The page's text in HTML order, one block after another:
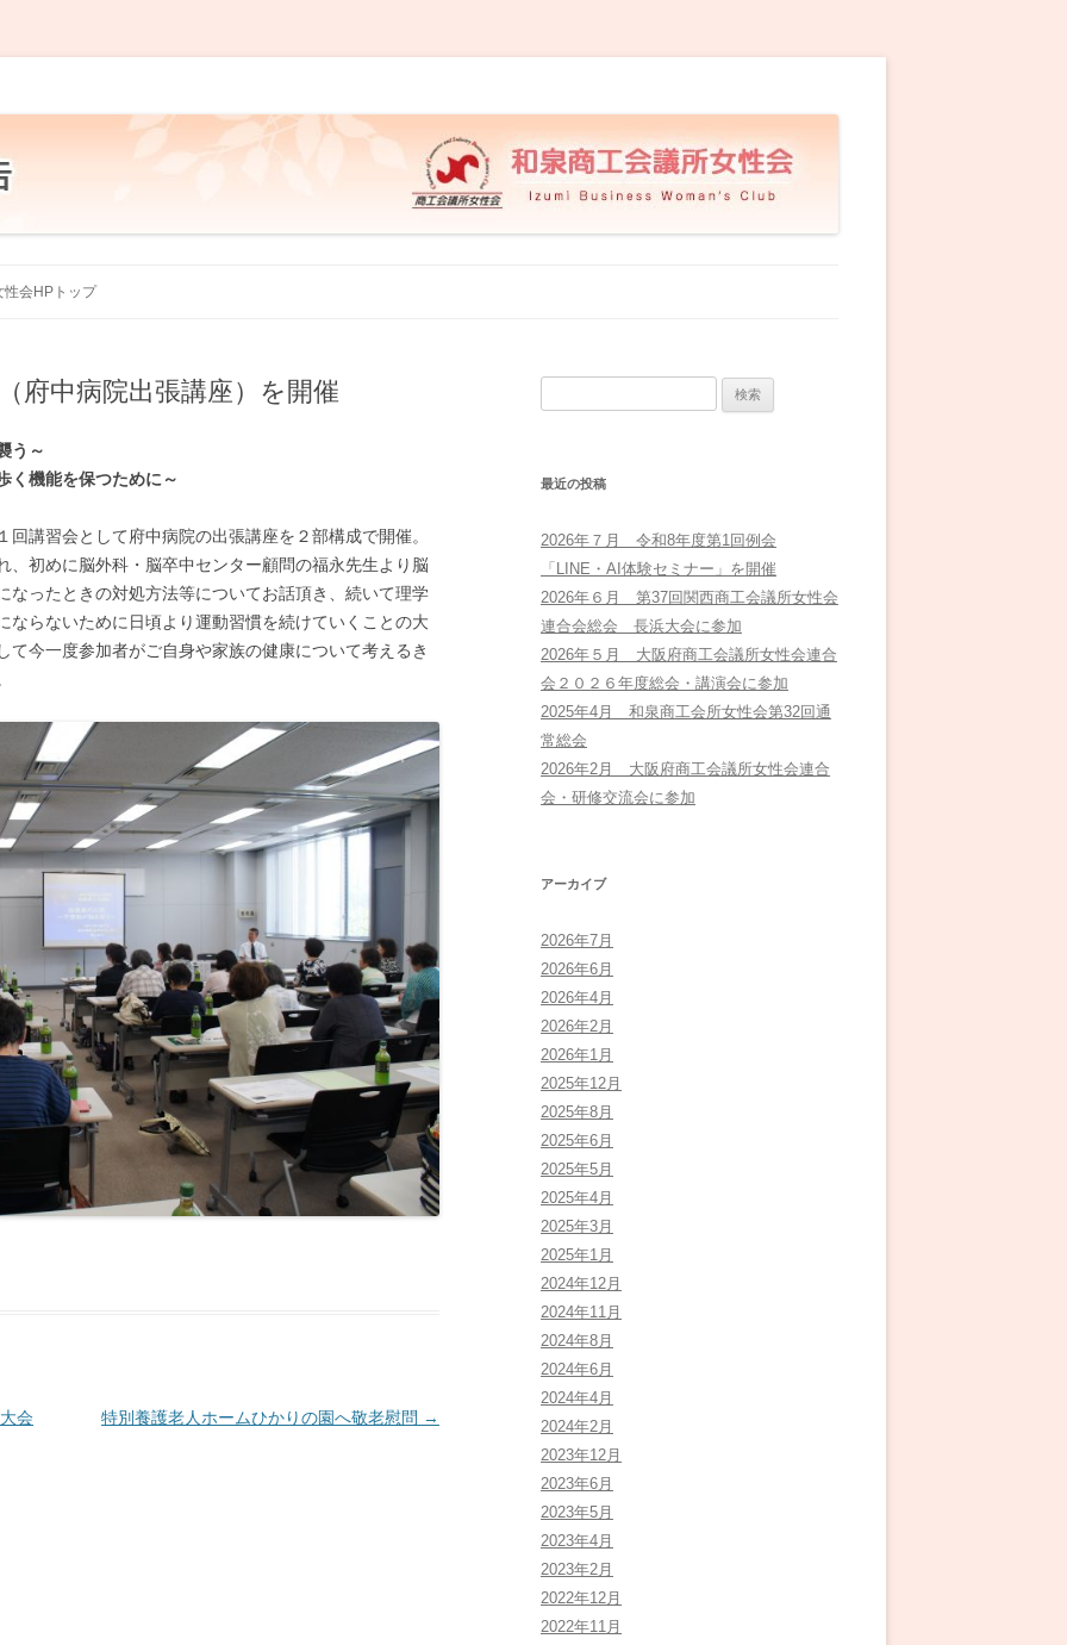
事業・活動報告
キ
ッ
性会HPトップ
府中病院出張講座）を開催
う～
機能を保つために～
講習会として府中病院の出張講座を２部構成で開催。
、初めに脳外科・脳卒中センター顧問の福永先生より脳
なったときの対処方法等についてお話頂き、続いて理学
ならないために日頃より運動習慣を続けていくことの大
今一度参加者がご自身や家族の健康について考えるき
会 特別養護老人ホームひかりの園へ敬老慰問 →
最近の投稿
2026年７月 令和8年度第1回例会
「LINE・AI体験セミナー」を開催
2026年６月 第37回関西商工会議所女性会
連合会総会 長浜大会に参加
2026年５月 大阪府商工会議所女性会連合
会２０２６年度総会・講演会に参加
2025年4月 和泉商工会所女性会第32回通
常総会
2026年2月 大阪府商工会議所女性会連合
会・研修交流会に参加
アーカイブ
2026年7月
2026年6月
2026年4月
2026年2月
2026年1月
2025年12月
2025年8月
2025年6月
2025年5月
2025年4月
2025年3月
2025年1月
2024年12月
2024年11月
2024年8月
2024年6月
2024年4月
2024年2月
2023年12月
2023年6月
2023年5月
2023年4月
2023年2月
2022年12月
2022年11月